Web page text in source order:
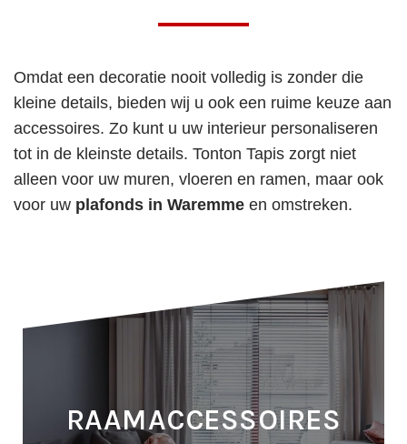
Omdat een decoratie nooit volledig is zonder die
kleine details, bieden wij u ook een ruime keuze aan
accessoires. Zo kunt u uw interieur personaliseren
tot in de kleinste details. Tonton Tapis zorgt niet
alleen voor uw muren, vloeren en ramen, maar ook
voor uw plafonds in Waremme en omstreken.
RAAMACCESSOIRES